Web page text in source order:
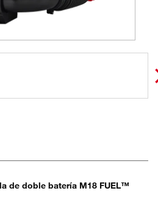
de doble batería M18 FUEL™